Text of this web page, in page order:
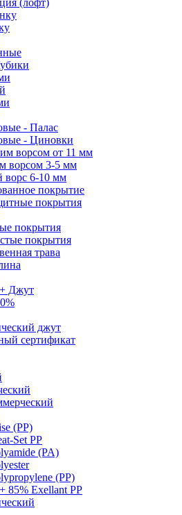
(лофт)
- Палас
- Циновки
ворсом от 11 мм
ворсом 3-5 мм
ворс 6-10 мм
покрытие
покрытия
покрытия
покрытия
трава
Джут
джут
сертификат
(PP)
Set PP
(PA)
(PP)
85% Exellant PP